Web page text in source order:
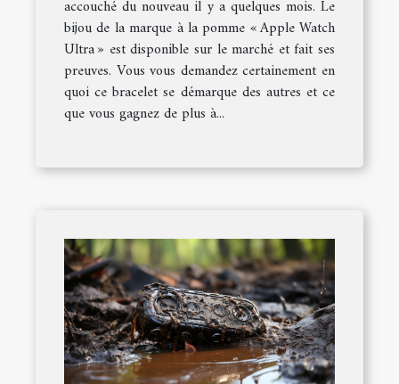
accouché du nouveau il y a quelques mois. Le
bijou de la marque à la pomme « Apple Watch
Ultra » est disponible sur le marché et fait ses
preuves. Vous vous demandez certainement en
quoi ce bracelet se démarque des autres et ce
que vous gagnez de plus à...